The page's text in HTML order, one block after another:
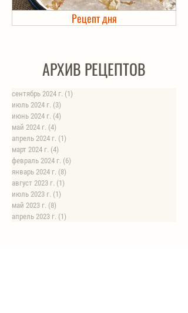
Рецепт дня
Холодец в банке. Автоклав
АРХИВ РЕЦЕПТОВ
сентябрь 2024 г. (1)
июль 2024 г. (3)
июнь 2024 г. (4)
май 2024 г. (4)
апрель 2024 г. (1)
март 2024 г. (4)
февраль 2024 г. (6)
январь 2024 г. (8)
август 2023 г. (1)
июль 2023 г. (1)
май 2023 г. (8)
апрель 2023 г. (1)